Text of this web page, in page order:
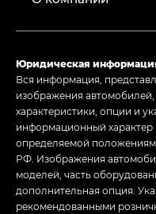
Юридическая
Вся информация,
изображения
характеристики, опции и
информационный характер
определяемой
РФ. Изображения
моделей, часть
дополнительная опция.
рекомендованными